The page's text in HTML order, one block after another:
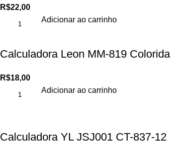
R$22,00
Adicionar ao carrinho
Calculadora Leon MM-819 Colorida
R$18,00
Adicionar ao carrinho
Calculadora YL JSJ001 CT-837-12